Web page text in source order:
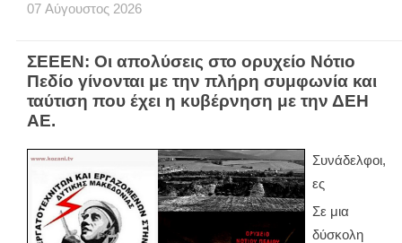
07 Αύγουστος 2026
ΣΕΕΕΝ: Οι απολύσεις στο ορυχείο Νότιο
Πεδίο γίνονται με την πλήρη συμφωνία και
ταύτιση που έχει η κυβέρνηση με την ΔΕΗ
ΑΕ.
Συνάδελφοι,
ες
Σε μια
δύσκολη